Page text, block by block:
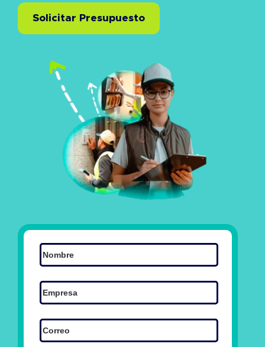
Solicitar Presupuesto